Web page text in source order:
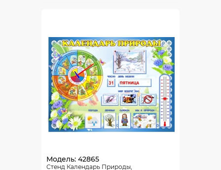
Модель: 42865
Стенд Календарь Природы,